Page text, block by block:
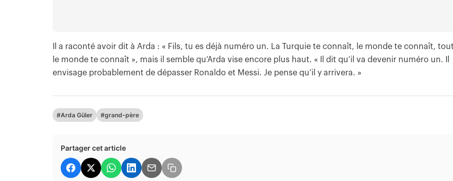
Il a raconté avoir dit à Arda : « Fils, tu es déjà numéro un. La Turquie te connaît, le monde te connaît,
le monde te connaît », mais il semble qu’Arda vise encore plus haut. « Il dit qu’il va devenir numéro un. Il
envisage probablement de dépasser Ronaldo et Messi. Je pense qu’il y arrivera. »
#Arda Güler #grand-père
Partager cet article